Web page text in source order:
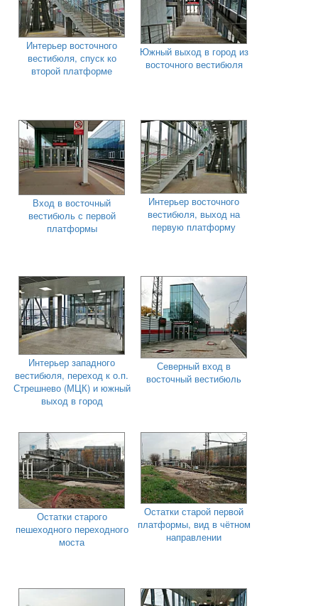
Интерьер восточного
вестибюля, спуск ко
второй платформе
Южный выход в город из
восточного вестибюля
Вход в восточный
вестибюль с первой
платформы
Интерьер восточного
вестибюля, выход на
первую платформу
Интерьер западного
вестибюля, переход к о.п.
Стрешнево (МЦК) и южный
выход в город
Северный вход в
восточный вестибюль
Остатки старого
пешеходного переходного
моста
Остатки старой первой
платформы, вид в чётном
направлении